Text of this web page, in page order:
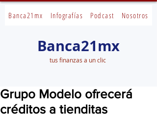
Banca21mx Infografías Podcast Nosotros
Banca21mx
tus finanzas a un clic
Grupo Modelo ofrecerá
créditos a tienditas